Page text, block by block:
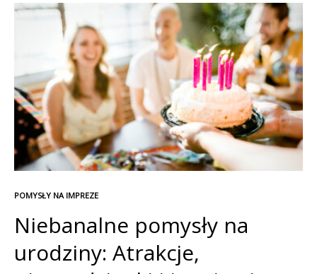
POMYSŁY NA IMPREZE
Niebanalne pomysły na
urodziny: Atrakcje,